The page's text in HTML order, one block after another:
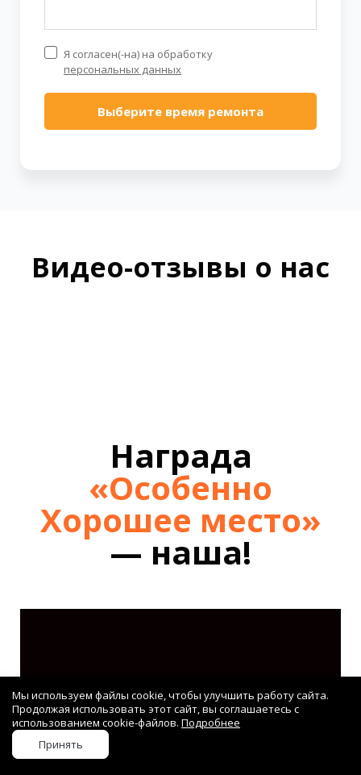
Выберите время ремонта
Я согласен(-на) на обработку
персональных данных
Видео-отзывы о нас
Награда
«Особенно
Хорошее место»
— наша!
Мы используем файлы cookie, чтобы улучшить работу сайта.
Продолжая использовать этот сайт, вы соглашаетесь с
использованием cookie-файлов. Подробнее
Принять